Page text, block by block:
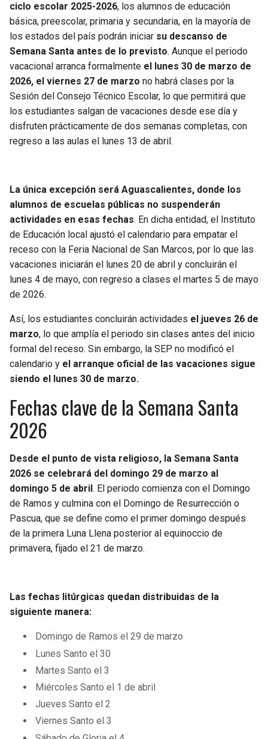
ciclo escolar 2025-2026, los alumnos de educación
básica, preescolar, primaria y secundaria, en la mayoría de
los estados del país podrán iniciar su descanso de
Semana Santa antes de lo previsto. Aunque el periodo
vacacional arranca formalmente el lunes 30 de marzo de
2026, el viernes 27 de marzo no habrá clases por la
Sesión del Consejo Técnico Escolar, lo que permitirá que
los estudiantes salgan de vacaciones desde ese día y
disfruten prácticamente de dos semanas completas, con
regreso a las aulas el lunes 13 de abril.
La única excepción será Aguascalientes, donde los
alumnos de escuelas públicas no suspenderán
actividades en esas fechas. En dicha entidad, el Instituto
de Educación local ajustó el calendario para empatar el
receso con la Feria Nacional de San Marcos, por lo que las
vacaciones iniciarán el lunes 20 de abril y concluirán el
lunes 4 de mayo, con regreso a clases el martes 5 de mayo
de 2026.
Así, los estudiantes concluirán actividades el jueves 26 de
marzo, lo que amplía el periodo sin clases antes del inicio
formal del receso. Sin embargo, la SEP no modificó el
calendario y el arranque oficial de las vacaciones sigue
siendo el lunes 30 de marzo.
Fechas clave de la Semana Santa
2026
Desde el punto de vista religioso, la Semana Santa
2026 se celebrará del domingo 29 de marzo al
domingo 5 de abril . El periodo comienza con el Domingo
de Ramos y culmina con el Domingo de Resurrección o
Pascua, que se define como el primer domingo después
de la primera Luna Llena posterior al equinoccio de
primavera, fijado el 21 de marzo.
Las fechas litúrgicas quedan distribuidas de la
siguiente manera:
Domingo de Ramos el 29 de marzo
Lunes Santo el 30
Martes Santo el 3
Miércoles Santo el 1 de abril
Jueves Santo el 2
Viernes Santo el 3